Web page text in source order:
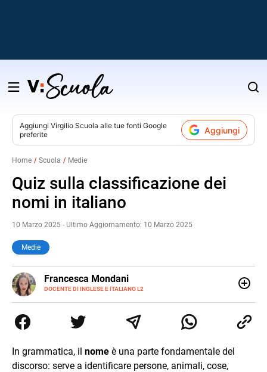
Salta
contenuto
Aggiungi Virgilio Scuola alle tue fonti Google
preferite
Aggiungi
Home Scuola Medie
Quiz sulla classificazione dei
nomi in italiano
10 Marzo 2025 - Ultimo Aggiornamento: 10 Marzo 2025
Medie
Francesca Mondani
DOCENTE DI INGLESE E ITALIANO L2
LINKEDIN
INSTAGRAM
secondaria di secondo grado. Mi occupo inoltre di
traduzioni, SEO Onsite e contenuti per il web. Amo i saggi
della sintesi.
In grammatica, il nome è una parte fondamentale del
discorso: serve a identificare persone, animali, cose,